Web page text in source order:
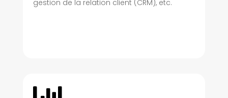
gestion de la relation client (CRM), etc.